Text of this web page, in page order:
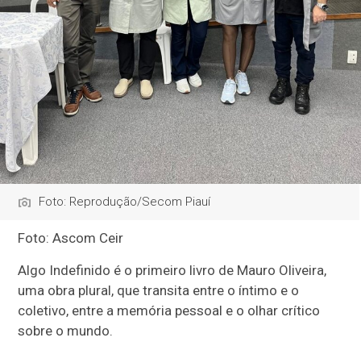
Foto: Reprodução/Secom Piauí
Foto: Ascom Ceir
Algo Indefinido é o primeiro livro de Mauro Oliveira,
uma obra plural, que transita entre o íntimo e o
coletivo, entre a memória pessoal e o olhar crítico
sobre o mundo.